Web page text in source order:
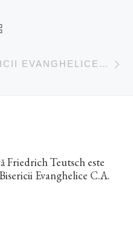
10 ANI – MUZEUL BISERICII EVANGHELICE C.A.
Friedrich Teutsch este
Evanghelice C.A.